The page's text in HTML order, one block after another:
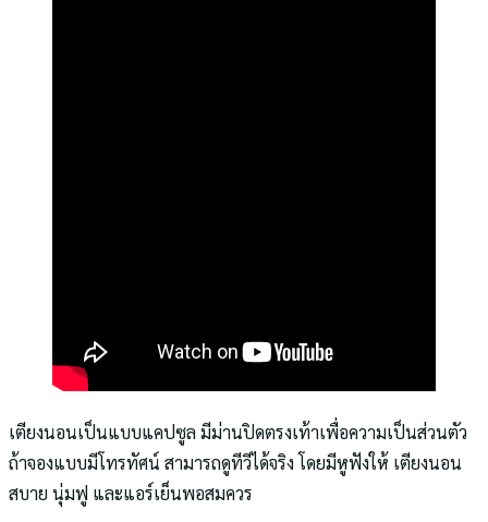
เตียงนอนเป็นแบบแคปซูล มีม่านปิดตรงเท้าเพื่อความเป็นส่วนตัว
ถ้าจองแบบมีโทรทัศน์ สามารถดูทีวีได้จริง โดยมีหูฟังให้ เตียงนอน
สบาย นุ่มฟู และแอร์เย็นพอสมควร